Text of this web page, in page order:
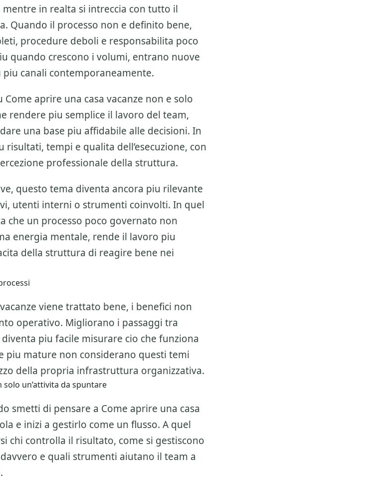
in realta si intreccia con tutto il
. Quando il processo non e definito bene,
procedure deboli e responsabilita poco
quando crescono i volumi, entrano nuove
canali contemporaneamente.
Come aprire una casa vacanze non e solo
rendere piu semplice il lavoro del team,
una base piu affidabile alle decisioni. In
tempi e qualita dell’esecuzione, con
professionale della struttura.
questo tema diventa ancora piu rilevante
utenti interni o strumenti coinvolti. In quel
che un processo poco governato non
energia mentale, rende il lavoro piu
della struttura di reagire bene nei
viene trattato bene, i benefici non
operativo. Migliorano i passaggi tra
piu facile misurare cio che funziona
piu mature non considerano questi temi
della propria infrastruttura organizzativa.
solo un’attivita da spuntare
smetti di pensare a Come aprire una casa
e inizi a gestirlo come un flusso. A quel
chi controlla il risultato, come si gestiscono
e quali strumenti aiutano il team a